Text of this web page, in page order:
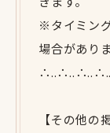
※タイミン
場合があり
【その他の